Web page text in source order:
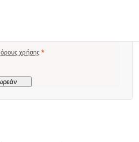
όρους χρήσης *